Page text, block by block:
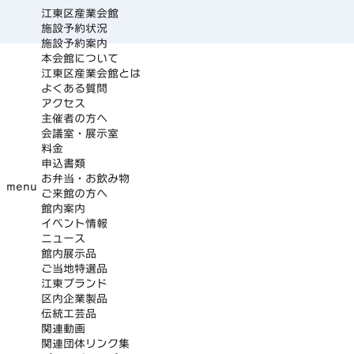
menu
江東区産業会館
施設予約状況
施設予約案内
本会館について
江東区産業会館とは
よくある質問
アクセス
主催者の方へ
会議室・展示室
料金
申込書類
お弁当・お飲み物
ご来館の方へ
館内案内
イベント情報
ニュース
館内展示品
ご当地特選品
江東ブランド
区内企業製品
伝統工芸品
関連動画
関連団体リンク集